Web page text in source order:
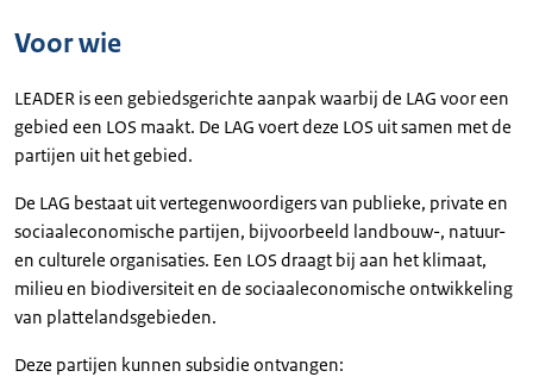
Voor wie
LEADER is een gebiedsgerichte aanpak waarbij de LAG voor een
gebied een LOS maakt. De LAG voert deze LOS uit samen met de
partijen uit het gebied.
De LAG bestaat uit vertegenwoordigers van publieke, private en
sociaaleconomische partijen, bijvoorbeeld landbouw-, natuur-
en culturele organisaties. Een LOS draagt bij aan het klimaat,
milieu en biodiversiteit en de sociaaleconomische ontwikkeling
van plattelandsgebieden.
Deze partijen kunnen subsidie ontvangen: